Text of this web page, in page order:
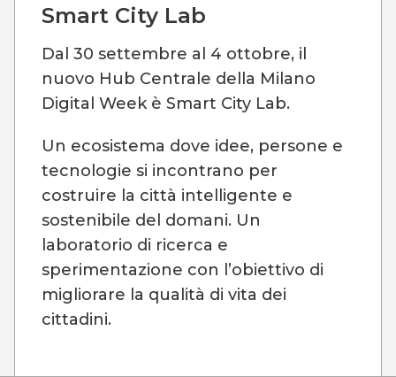
Smart City Lab
Dal 30 settembre al 4 ottobre, il
nuovo Hub Centrale della Milano
Digital Week è Smart City Lab.
Un ecosistema dove idee, persone e
tecnologie si incontrano per
costruire la città intelligente e
sostenibile del domani. Un
laboratorio di ricerca e
sperimentazione con l’obiettivo di
migliorare la qualità di vita dei
cittadini.